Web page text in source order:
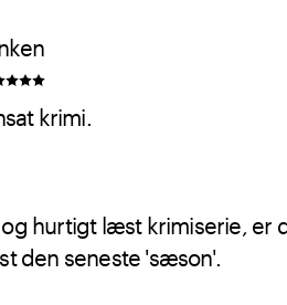
krimi.
hurtigt læst krimiserie, er
den seneste 'sæson'.